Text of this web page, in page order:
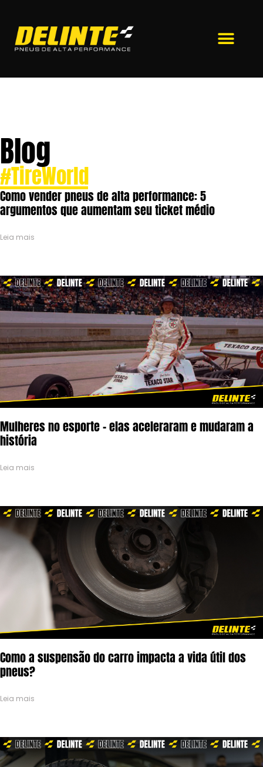
Blog
#TireWorld
Como vender pneus de alta performance: 5
argumentos que aumentam seu ticket médio
Leia mais
Mulheres no esporte – elas aceleraram e mudaram a
história
Leia mais
Como a suspensão do carro impacta a vida útil dos
pneus?
Leia mais